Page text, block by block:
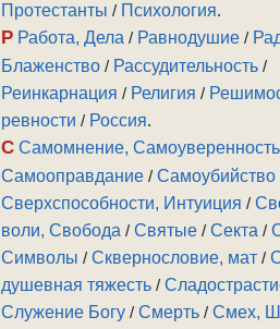
Протестанты / Психология.
Р Работа, Дела / Равнодушие /
Блаженство / Рассудительность /
Реинкарнация / Религия /
ревности / Россия.
С Самомнение, Самоуверенность
Самооправдание /Самоубийство
Сверхспособности, Интуиция /
воли, Свобода /Святые /Секта /
Символы /Сквернословие, мат /
душевная тяжесть /
Служение Богу /Смерть /Смех,